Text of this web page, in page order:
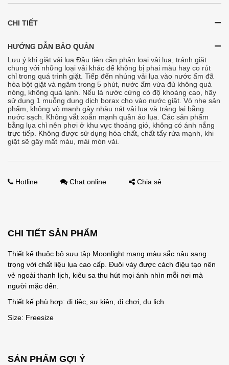
CHI TIẾT
HƯỚNG DẪN BẢO QUẢN
Lưu ý khi giặt vải lụa:Đầu tiên cần phân loại vải lụa, tránh giặt
chung với những loại vải khác để không bị phai màu hay co rút
chỉ trong quá trình giặt. Tiếp đến nhúng vải lụa vào nước ấm đã
hòa bột giặt và ngâm trong 5 phút, nước ấm vừa đủ không quá
nóng, không quá lạnh. Nếu là nước cứng có độ khoáng cao, hãy
sử dụng 1 muỗng dung dịch borax cho vào nước giặt. Vò nhẹ sản
phẩm, không vò mạnh gây nhàu nát vải lụa và tráng lại bằng
nước sạch. Không vắt xoắn mạnh quần áo lụa. Các sản phẩm
bằng lụa chỉ nên phơi ở khu vực thoáng gió, không có ánh nắng
trực tiếp. Không được sử dụng hóa chất, chất tẩy rửa mạnh, khi
giặt sẽ gây mất màu, mài mòn vải.
Hotline Chat online Chia sẻ
CHI TIẾT SẢN PHẨM
Thiết kế thuộc bộ sưu tập Moonlight mang màu sắc nâu sang
trọng với chất liệu lụa cao cấp. Đuôi váy được cách điệu tạo nên
vẻ ngoài thanh lịch, kiêu sa thu hút mọi ánh nhìn mỗi nơi mà
người mặc đến.
Thiết kế phù hợp: đi tiệc, sự kiện, đi chơi, du lịch
Size: Freesize
SẢN PHẨM GỢI Ý